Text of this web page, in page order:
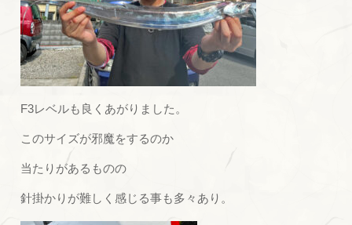
F3レベルも良くあがりました。
このサイズが邪魔をするのか
当たりがあるものの
針掛かりが難しく感じる事も多々あり。